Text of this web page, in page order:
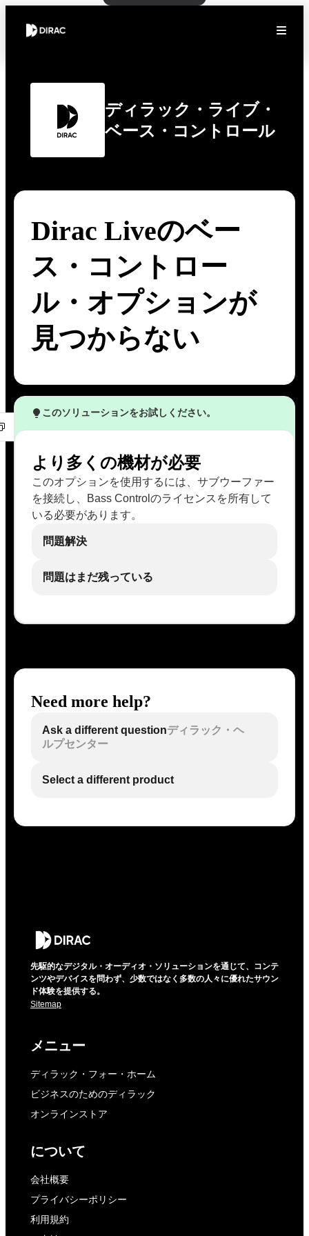
ディラック・ライブ・
ベース・コントロール
Dirac Liveのベー
ス・コントロー
ル・オプションが
見つからない
このソリューションをお試しください。
より多くの機材が必要
このオプションを使用するには、サブウーファー
を接続し、Bass Controlのライセンスを所有して
いる必要があります。
問題解決
問題はまだ残っている
Need more help?
Ask a different questionディラック・ヘ
ルプセンター
Select a different product
先駆的なデジタル・オーディオ・ソリューションを通じて、コンテ
ンツやデバイスを問わず、少数ではなく多数の人々に優れたサウン
ド体験を提供する。
Sitemap
メニュー
ディラック・フォー・ホーム
ビジネスのためのディラック
オンラインストア
について
会社概要
プライバシーポリシー
利用規約